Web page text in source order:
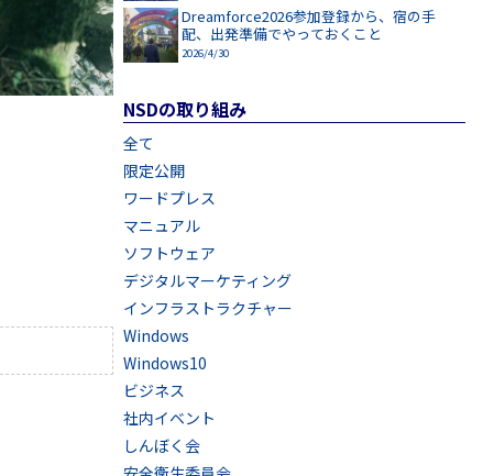
Dreamforce2026参加登録から、宿の手
配、出発準備でやっておくこと
2026/4/30
NSDの取り組み
全て
限定公開
ワードプレス
マニュアル
ソフトウェア
デジタルマーケティング
インフラストラクチャー
Windows
Windows10
ビジネス
社内イベント
しんぼく会